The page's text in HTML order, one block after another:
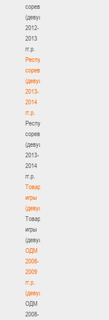
соревнования
(девушки)
2012-
2013
гг.р.
Республиканские
соревнования
(девушки)
2013-
2014
гг.р.
Республиканские
соревнования
(девушки)
2013-
2014
гг.р.
Товарищеские
игры
(девушки)
Товарищеские
игры
(девушки)
ОДМ
2008-
2009
гг.р.
(девушки)
ОДМ
2008-